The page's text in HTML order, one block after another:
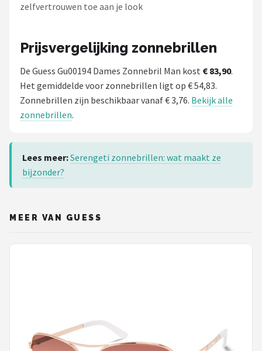
zelfvertrouwen toe aan je look
Prijsvergelijking zonnebrillen
De Guess Gu00194 Dames Zonnebril Man kost € 83,90.
Het gemiddelde voor zonnebrillen ligt op € 54,83.
Zonnebrillen zijn beschikbaar vanaf € 3,76. Bekijk alle
zonnebrillen.
Lees meer:Serengeti zonnebrillen: wat maakt ze
bijzonder?
MEER VAN GUESS